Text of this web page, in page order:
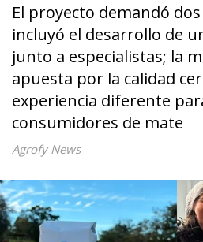
El proyecto demandó
incluyó el desarrollo de
junto a especialistas; la
apuesta por la calidad
experiencia diferente
consumidores de mate
Agrofy News